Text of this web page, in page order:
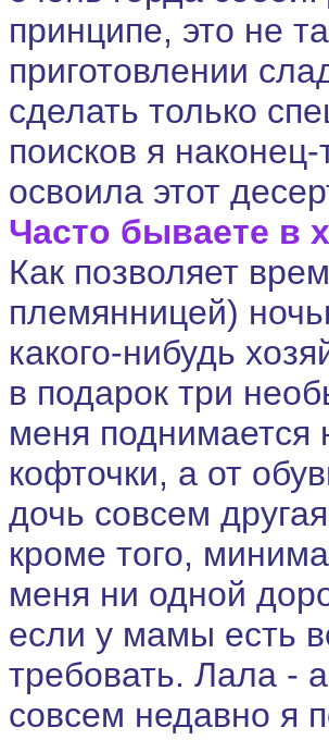
принципе, это не
приготовлении
сделать только
поисков я
освоила этот
Часто бываете в
Как позволяет
племянницей)
какого-нибудь
в подарок три
меня поднимается
кофточки, а от
дочь совсем
кроме того,
меня ни одной
если у мамы есть
требовать. Лала -
совсем недавно я